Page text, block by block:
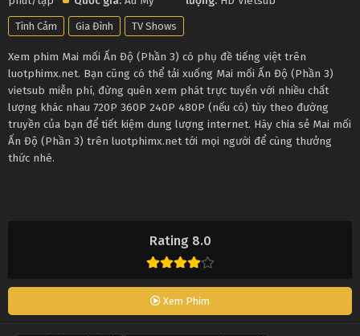
Rating 8.0
Xem Phim
Tình Cảm Gia Đình TV Shows
Xem phim Mai mối Ấn Độ (Phần 3) có phụ đề tiếng việt trên
luotphimx.net. Bạn cũng có thể tải xuống Mai mối Ấn Độ (Phần 3)
vietsub miễn phí, đừng quên xem phát trực tuyến với nhiều chất
lượng khác nhau 720P 360P 240P 480P (nếu có) tùy theo đường
truyền của bạn để tiết kiệm dung lượng internet. Hãy chia sẻ Mai mối
Ấn Độ (Phần 3) trên luotphimx.net tới mọi người để cùng thưởng
thức nhé.